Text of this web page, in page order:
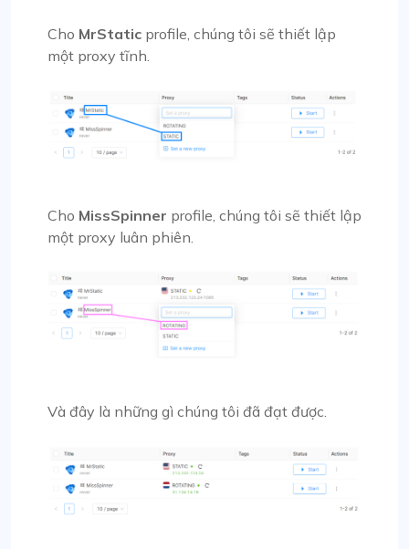
Cho MrStatic profile, chúng tôi sẽ thiết lập
một proxy tĩnh.
Cho MissSpinner profile, chúng tôi sẽ thiết lập
một proxy luân phiên.
Và đây là những gì chúng tôi đã đạt được.